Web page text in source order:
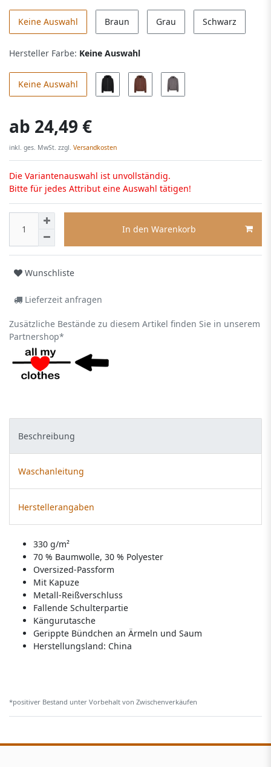
Keine Auswahl Braun Grau Schwarz
Hersteller Farbe: Keine Auswahl
Keine Auswahl
ab 24,49 €
inkl. ges. MwSt. zzgl. Versandkosten
Die Variantenauswahl ist unvollständig.
Bitte für jedes Attribut eine Auswahl tätigen!
In den Warenkorb
Wunschliste
Lieferzeit anfragen
Zusätzliche Bestände zu diesem Artikel finden Sie in unserem
Partnershop*
Beschreibung
Waschanleitung
Herstellerangaben
330 g/m²
70 % Baumwolle, 30 % Polyester
Oversized-Passform
Mit Kapuze
Metall-Reißverschluss
Fallende Schulterpartie
Kängurutasche
Gerippte Bündchen an Ärmeln und Saum
Herstellungsland: China
*positiver Bestand unter Vorbehalt von Zwischenverkäufen